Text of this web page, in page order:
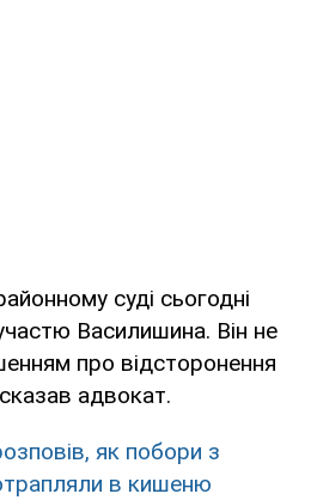
суді сьогодні
Василишина. Він не
про відсторонення
адвокат.
як побори з
в кишеню